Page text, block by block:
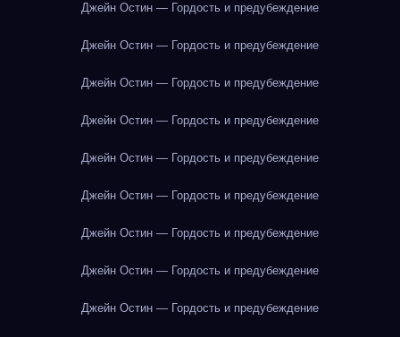
Джейн Остин — Гордость и предубеждение
Джейн Остин — Гордость и предубеждение
Джейн Остин — Гордость и предубеждение
Джейн Остин — Гордость и предубеждение
Джейн Остин — Гордость и предубеждение
Джейн Остин — Гордость и предубеждение
Джейн Остин — Гордость и предубеждение
Джейн Остин — Гордость и предубеждение
Джейн Остин — Гордость и предубеждение